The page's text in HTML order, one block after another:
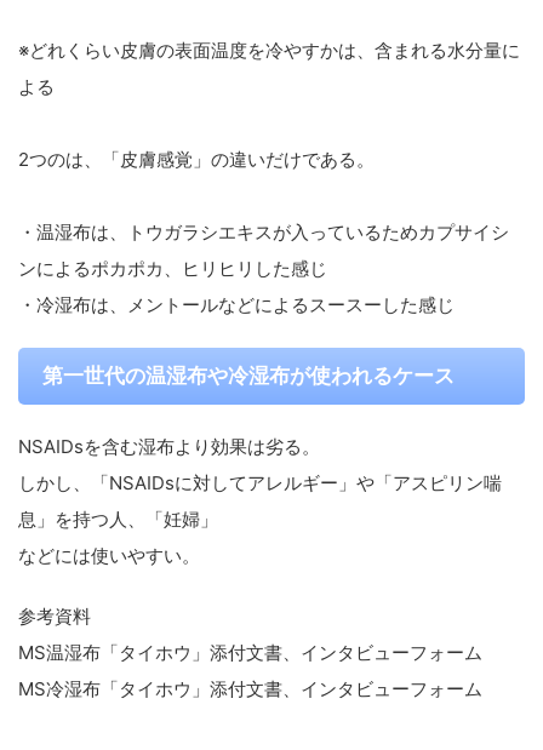
※どれくらい皮膚の表面温度を冷やすかは、含まれる水分量に
よる
2つのは、「皮膚感覚」の違いだけである。
・温湿布は、トウガラシエキスが入っているためカプサイシ
ンによるポカポカ、ヒリヒリした感じ
・冷湿布は、メントールなどによるスースーした感じ
第一世代の温湿布や冷湿布が使われるケース
NSAIDsを含む湿布より効果は劣る。
しかし、「NSAIDsに対してアレルギー」や「アスピリン喘
息」を持つ人、「妊婦」
などには使いやすい。
参考資料
MS温湿布「タイホウ」添付文書、インタビューフォーム
MS冷湿布「タイホウ」添付文書、インタビューフォーム